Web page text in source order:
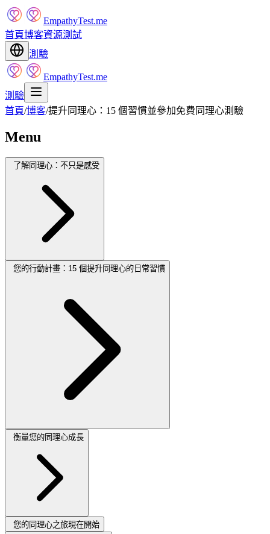
EmpathyTest.me
首頁博客資源測試
測驗
EmpathyTest.me
測驗
首頁/博客/提升同理心：15 個習慣並參加免費同理心測驗
Menu
了解同理心：不只是感受
您的行動計畫：15 個提升同理心的日常習慣
衡量您的同理心成長
您的同理心之旅現在開始